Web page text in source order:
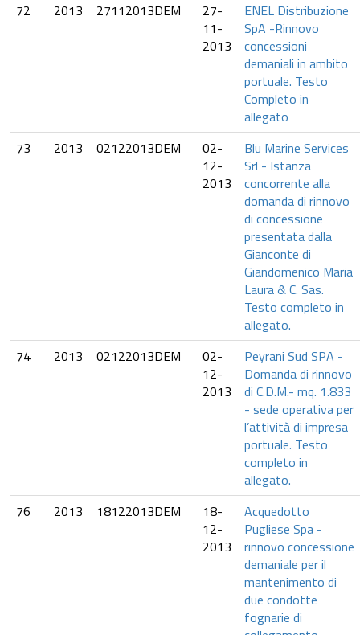
72
2013 27112013DEM
27-
11-
2013
ENEL Distribuzione
SpA -Rinnovo
concessioni
demaniali in ambito
portuale. Testo
Completo in
allegato
73
2013 02122013DEM
02-
12-
2013
Blu Marine Services
Srl - Istanza
concorrente alla
domanda di rinnovo
di concessione
presentata dalla
Gianconte di
Giandomenico Maria
Laura & C. Sas.
Testo completo in
allegato.
74
2013 02122013DEM
02-
12-
2013
Peyrani Sud SPA -
Domanda di rinnovo
di C.D.M.- mq. 1.833
- sede operativa per
l’attività di impresa
portuale. Testo
completo in
allegato.
76
2013 18122013DEM
18-
12-
2013
Acquedotto
Pugliese Spa -
rinnovo concessione
demaniale per il
mantenimento di
due condotte
fognarie di